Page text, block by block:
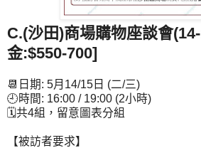
C.(沙田)商場購物座談會
金:$550-700]
📆日期: 5月14/15日 (二/三)
🕘時間: 16:00 / 19:00 (2小時)
🗓共4組，留意圖表分組
【被訪者要求】